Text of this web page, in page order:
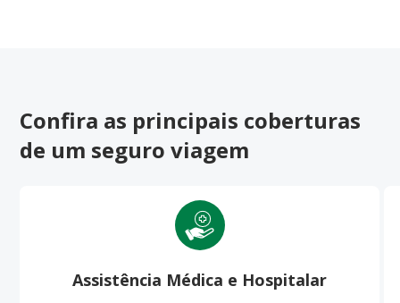
Confira as principais coberturas
de um seguro viagem
Assistência Médica e Hospitalar